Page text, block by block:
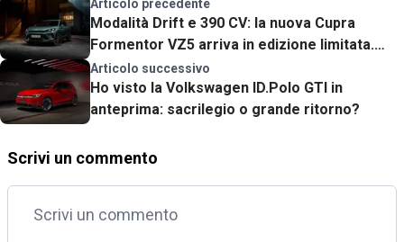
Articolo precedente
Modalità Drift e 390 CV: la nuova Cupra
Formentor VZ5 arriva in edizione limitata.
Quanto costa
Articolo successivo
Ho visto la Volkswagen ID.Polo GTI in
anteprima: sacrilegio o grande ritorno?
Scrivi un commento